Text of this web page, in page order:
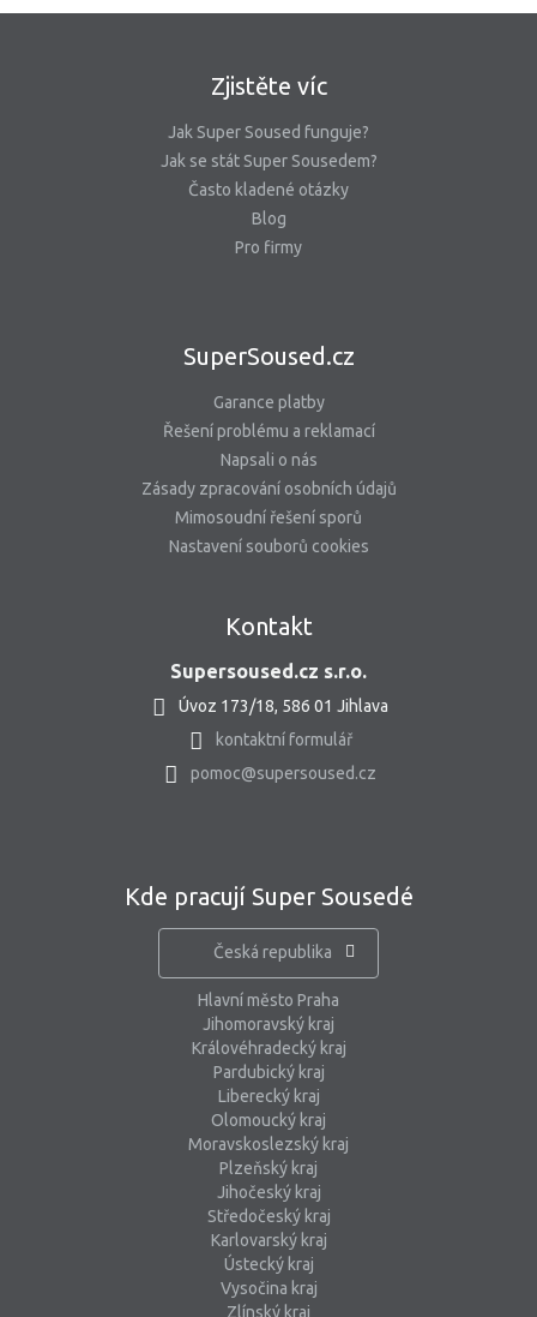
Zjistěte víc
Jak Super Soused funguje?
Jak se stát Super Sousedem?
Často kladené otázky
Blog
Pro firmy
SuperSoused.cz
Garance platby
Řešení problému a reklamací
Napsali o nás
Zásady zpracování osobních údajů
Mimosoudní řešení sporů
Nastavení souborů cookies
Kontakt
Supersoused.cz s.r.o.
Úvoz 173/18, 586 01 Jihlava
kontaktní formulář
pomoc@supersoused.cz
Kde pracují Super Sousedé
Česká republika
Hlavní město Praha
Jihomoravský kraj
Královéhradecký kraj
Pardubický kraj
Liberecký kraj
Olomoucký kraj
Moravskoslezský kraj
Plzeňský kraj
Jihočeský kraj
Středočeský kraj
Karlovarský kraj
Ústecký kraj
Vysočina kraj
Zlínský kraj